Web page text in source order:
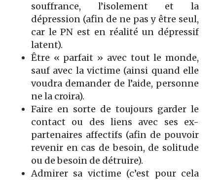
souffrance, l’isolement et la
dépression (afin de ne pas y être seul,
car le PN est en réalité un dépressif
latent).
Être « parfait » avec tout le monde,
sauf avec la victime (ainsi quand elle
voudra demander de l’aide, personne
ne la croira).
Faire en sorte de toujours garder le
contact ou des liens avec ses ex-
partenaires affectifs (afin de pouvoir
revenir en cas de besoin, de solitude
ou de besoin de détruire).
Admirer sa victime (c’est pour cela